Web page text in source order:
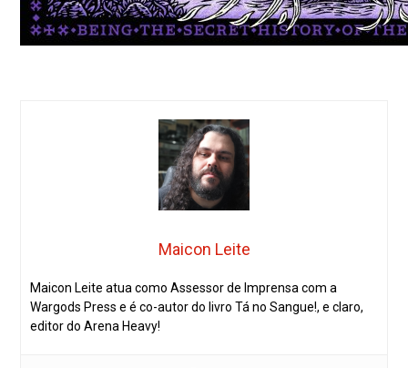
Maicon Leite
Maicon Leite atua como Assessor de Imprensa com a
Wargods Press e é co-autor do livro Tá no Sangue!, e claro,
editor do Arena Heavy!